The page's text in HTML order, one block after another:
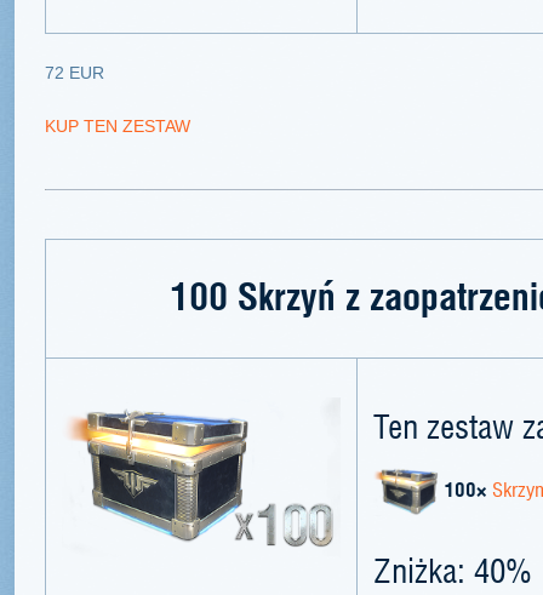
72 EUR
KUP TEN ZESTAW
100 Skrzyń z
Ten zestaw
100×
Zniżka: 40%